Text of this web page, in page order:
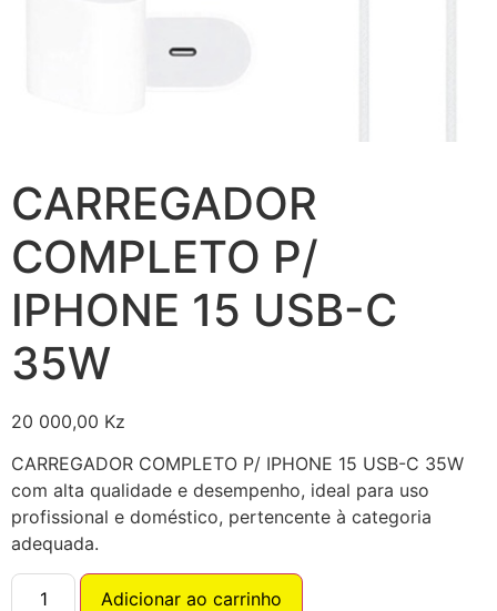
CARREGADOR
COMPLETO P/
IPHONE 15 USB-C
35W
20 000,00 Kz
CARREGADOR COMPLETO P/ IPHONE 15 USB-C 35W
com alta qualidade e desempenho, ideal para uso
profissional e doméstico, pertencente à categoria
adequada.
Adicionar ao carrinho